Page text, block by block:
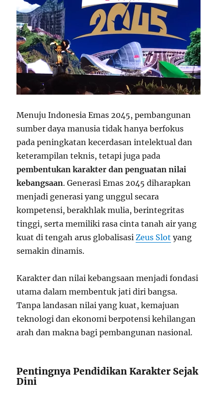
Menuju Indonesia Emas 2045, pembangunan
sumber daya manusia tidak hanya berfokus
pada peningkatan kecerdasan intelektual dan
keterampilan teknis, tetapi juga pada
pembentukan karakter dan penguatan nilai
kebangsaan. Generasi Emas 2045 diharapkan
menjadi generasi yang unggul secara
kompetensi, berakhlak mulia, berintegritas
tinggi, serta memiliki rasa cinta tanah air yang
kuat di tengah arus globalisasi Zeus Slot yang
semakin dinamis.
Karakter dan nilai kebangsaan menjadi fondasi
utama dalam membentuk jati diri bangsa.
Tanpa landasan nilai yang kuat, kemajuan
teknologi dan ekonomi berpotensi kehilangan
arah dan makna bagi pembangunan nasional.
Pentingnya Pendidikan Karakter Sejak
Dini